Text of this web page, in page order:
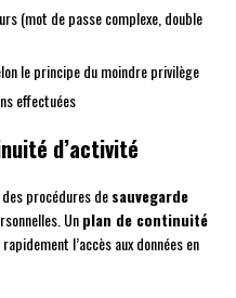
(mot de passe complexe, double
le principe du moindre privilège
effectuées
d’activité
procédures desauvegarde
Unplan de continuité
l’accès aux données en